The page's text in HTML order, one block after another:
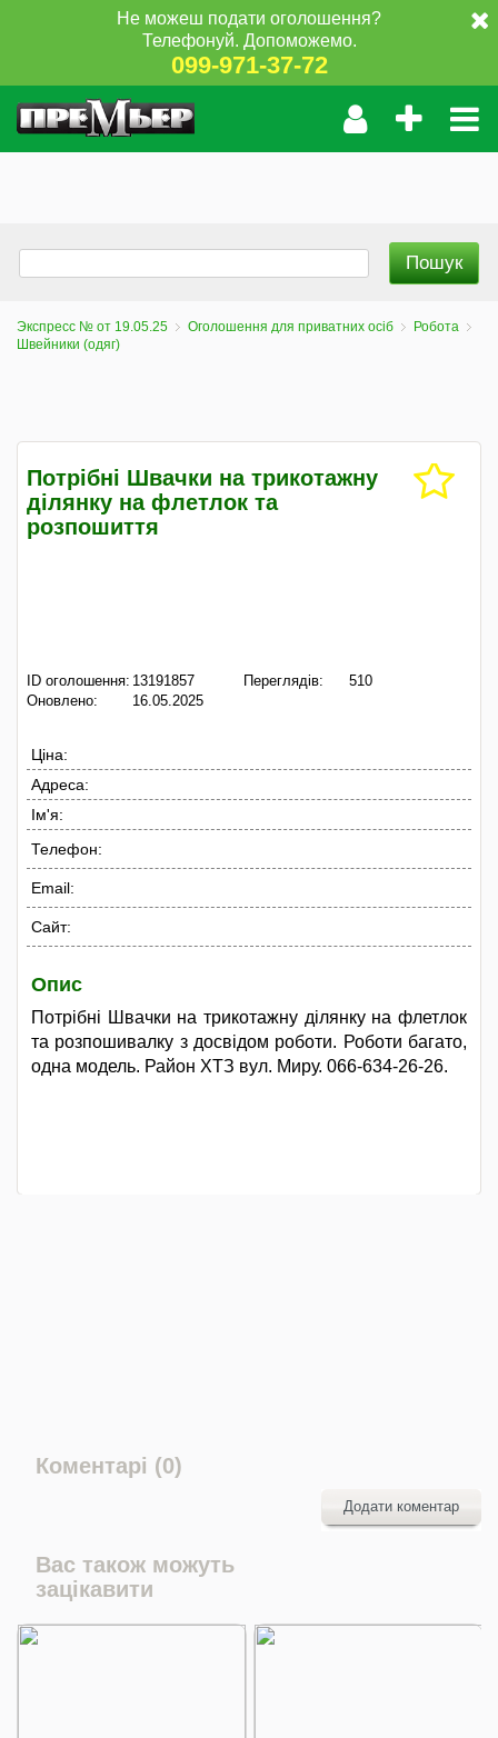
Не можеш подати оголошення?
Телефонуй. Допоможемо.
099-971-37-72
Экспресс № от 19.05.25 Оголошення для приватних осіб
Робота
Швейники (одяг)
Потрібні Швачки на трикотажну
ділянку на флетлок та
розпошиття
ID оголошення: 13191857
Оновлено:
16.05.2025
Переглядів: 510
Ціна:
Адреса:
Ім'я:
Телефон:
Email:
Сайт:
Опис
Потрібні Швачки на трикотажну ділянку на флетлок
та розпошивалку з досвідом роботи. Роботи багато,
одна модель. Район ХТЗ вул. Миру. 066-634-26-26.
Коментарі (0)
Додати коментар
Вас також можуть
зацікавити